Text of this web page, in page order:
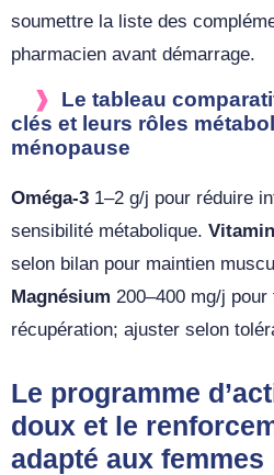
soumettre la liste des
pharmacien avant démarrage.
Le tableau
clés et leurs rôles
ménopause
Oméga-3 1–2 g/j pour réduire
sensibilité métabolique.
selon bilan pour maintien
Magnésium 200–400 mg/j
récupération; ajuster selon
Le programme
doux et le
adapté aux femmes